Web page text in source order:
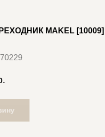
MAKEL [10009]